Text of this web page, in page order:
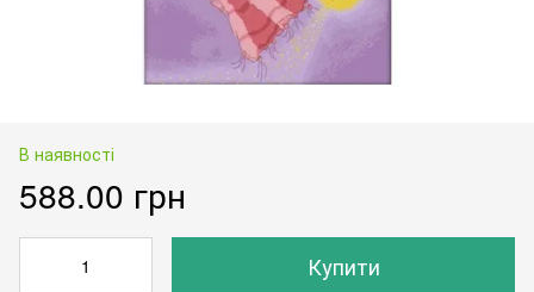
В наявності
588.00 грн
Купити